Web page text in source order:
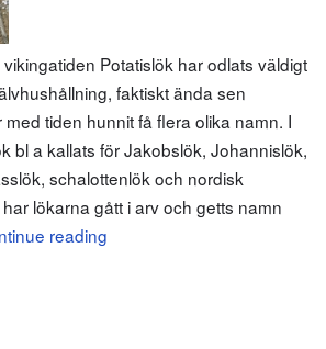
Potatislök har odlats väldigt
faktiskt ända sen
tiden hunnit få flera olika namn. I
bl a kallats för Jakobslök, Johannislök,
schalottenlök och nordisk
lökarna gått i arv och getts namn
reading